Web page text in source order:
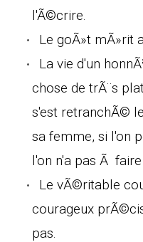
l'Ã©crire.
Le goÃ»t mÃ»rit
La vie d'un
chose de trÃ¨s
s'est retranchÃ©
sa femme, si l'on
l'on n'a pas Ã
Le vÃ©ritable
courageux
pas.